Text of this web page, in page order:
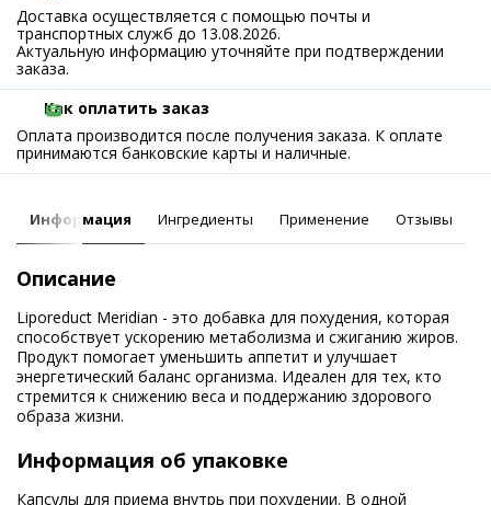
Доставка осуществляется с помощью почты и
транспортных служб до 13.08.2026.
Актуальную информацию уточняйте при подтверждении
заказа.
Как оплатить заказ
Оплата производится после получения заказа. К оплате
принимаются банковские карты и наличные.
Информация Ингредиенты Применение Отзывы
Описание
Liporeduct Meridian - это добавка для похудения, которая
способствует ускорению метаболизма и сжиганию жиров.
Продукт помогает уменьшить аппетит и улучшает
энергетический баланс организма. Идеален для тех, кто
стремится к снижению веса и поддержанию здорового
образа жизни.
Информация об упаковке
Капсулы для приема внутрь при похудении. В одной